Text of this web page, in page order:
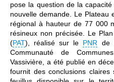
pose la question de la
nouvelle demande. Le Plateau
régional à hauteur de 77 000
résineux non précisée. Le
(PAT), réalisé sur le PNR de
Communauté de
Vassivière, a été publié en
fournit des conclusions